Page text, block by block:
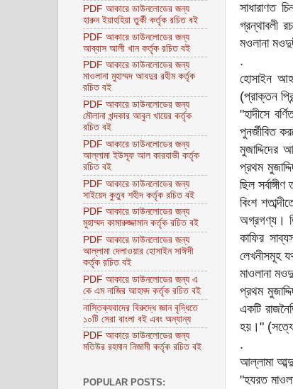
সাধারাণত
গ্রন্থাবলী
মওলানা
.
হোসাইন
(প্রাক্তন
"হাদীসে
পুনর্জীবিত
মুজাদ্দিদের
প্রথম
ছিল
বিংশ
অগ্রগণ্য।
কাফির
লেখনীসমূহ
মাওলানা
প্রথম
একটি
হয়।"
.
আল্লামা
"হযরত
PDF আকারে ডাউনলোডের জন্য
হারুন ইয়াহহিয়া তুর্কী কর্তৃক রচিত বই
PDF আকারে ডাউনলোডের জন্য
আব্বাস আলী খান কর্তৃক রচিত বই
PDF আকারে ডাউনলোডের জন্য
মাওলানা মুহাম্মদ আবদুর রহীম কর্তৃক
রচিত বই
PDF আকারে ডাউনলোডের জন্য
মৌলানা খন্দকার আবুল খায়ের কর্তৃক
রচিত বই
PDF আকারে ডাউনলোডের জন্য
আল্লামা ইউসূফ আল কারযাভী কর্তৃক
রচিত বই
PDF আকারে ডাউনলোডের জন্য
সাইয়েদ কুতুব শহীদ কর্তৃক রচিত বই
PDF আকারে ডাউনলোডের জন্য
মুহাম্মদ কামারুজ্জামান কর্তৃক রচিত বই
PDF আকারে ডাউনলোডের জন্য
আল্লামা দেলাওয়ার হোসাইন সাঈদী
কর্তৃক রচিত বই
PDF আকারে ডাউনলোডের জন্য এ
কে এম নাজির আহমদ কর্তৃক রচিত বই
নাস্তিক্যবাদের বিরুদ্ধে জ্ঞান বৃদ্ধিতে
১০টি সেরা বাংলা বই এবং অন্যান্য
PDF আকারে ডাউনলোডের জন্য
মতিউর রহমান নিজামী কর্তৃক রচিত বই
POPULAR POSTS: